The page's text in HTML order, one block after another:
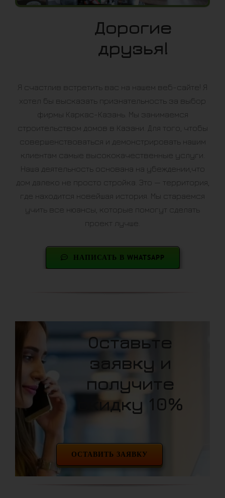
Дорогие
друзья!
Я счастлив встретить вас на нашем веб-сайте! Я
хотел бы высказать признательность за выбор
фирмы Каркас-Казань. Мы занимаемся
строительством домов в Казани. Для того, чтобы
совершенствоваться и демонстрировать нашим
клиентам самые высококачественные услуги.
Наша деятельность основана на убеждении,что
дом далеко не просто стройка. Это — территория,
где находится новейшая история. Мы стараемся
учить все нюансы, которые помогут сделать
проект лучше.
НАПИСАТЬ В WHATSAPP
Оставьте
заявку и
получите
скидку 10%
ОСТАВИТЬ ЗАЯВКУ